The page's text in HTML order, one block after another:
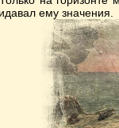
ему значения.